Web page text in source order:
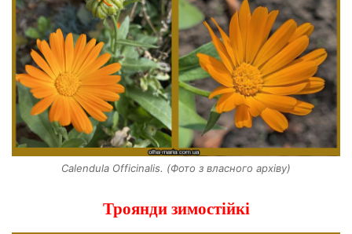
Calendula Officinalis. (Фото з власного архіву)
Троянди зимостійкі